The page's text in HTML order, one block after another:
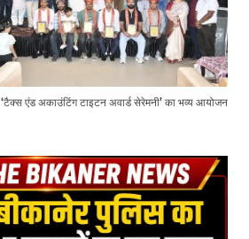
एंड अकाउंटिंग टाइटन अवार्ड सेरेमनी’ का भव्य आयोजन